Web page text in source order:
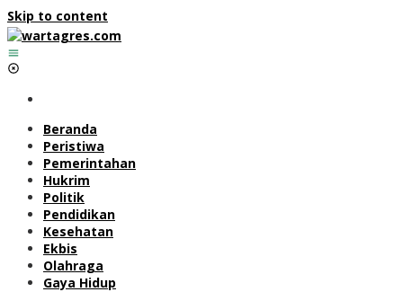
Skip to content
Beranda
Peristiwa
Pemerintahan
Hukrim
Politik
Pendidikan
Kesehatan
Ekbis
Olahraga
Gaya Hidup